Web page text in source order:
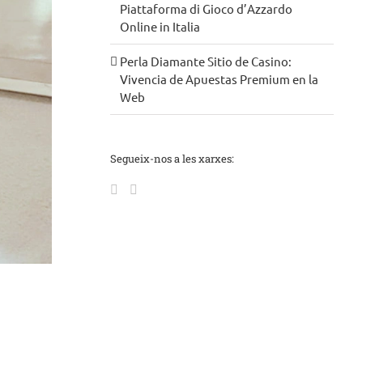
Piattaforma di Gioco d’Azzardo
Online in Italia
Perla Diamante Sitio de Casino:
Vivencia de Apuestas Premium en la
Web
Segueix-nos a les xarxes: